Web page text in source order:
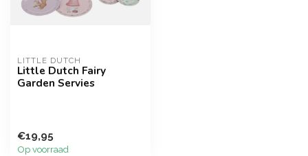
LITTLE DUTCH
Little Dutch Fairy
Garden Servies
€19,95
Op voorraad